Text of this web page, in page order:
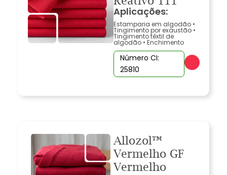
Aplicações:
Estamparia em algodão •
Tingimento por exaustão •
Tingimento têxtil de
algodão • Enchimento
Número CI:
25810
Allozol™
Vermelho GF
Vermelho